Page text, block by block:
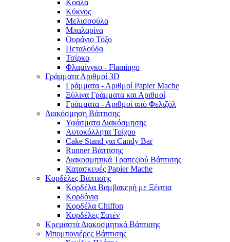
Κοάλα
Κύκνος
Μελισσούλα
Μπαλαρίνα
Ουράνιο Τόξο
Πεταλούδα
Τσίρκο
Φλαμίνγκο - Flamingo
Γράμματα Αριθμοί 3D
Γράμματα - Αριθμοί Papier Mache
Ξύλινα Γράμματα και Αριθμοί
Γράμματα - Αριθμοί από Φελιζόλ
Διακόσμηση Βάπτισης
Υφάσματα Διακόσμησης
Αυτοκόλλητα Τοίχου
Cake Stand για Candy Bar
Runner Βάπτισης
Διακοσμητικά Τραπεζιού Βάπτισης
Κατασκευές Papier Mache
Κορδέλες Βάπτισης
Κορδέλα Βαμβακερή με Ξέφτια
Κορδόνια
Κορδέλα Chiffon
Κορδέλες Σατέν
Κρεμαστά Διακοσμητικά Βάπτισης
Μπομπονιέρες Βάπτισης